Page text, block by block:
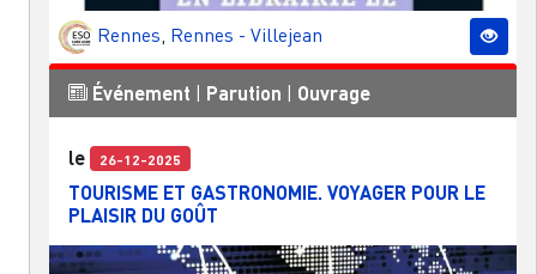
Rennes Rennes - Villejean
Événement | Parution | Ouvrage
le 26-12-2025
TOURISME ET GASTRONOMIE. VOYAGER POUR LE
PLAISIR DU GOÛT